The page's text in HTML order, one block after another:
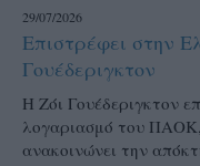
29/07/2026
Επιστρέφει στην
Γουέδεριγκτον
Η Ζόι Γουέδεριγκτον
λογαριασμό του
ανακοινώνει την